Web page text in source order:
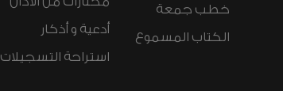
خطب جمعة
الكتاب المسموع
أدعية و أذكار
استراحة التسجيلات